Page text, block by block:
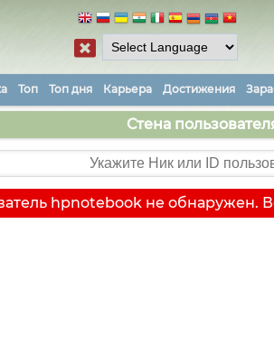
Топ Топ дня Карьера Достижения
Стена
hpnotebook не обнаружен.